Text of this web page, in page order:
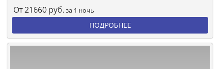
От21660 руб. за 1 ночь
ПОДРОБНЕЕ